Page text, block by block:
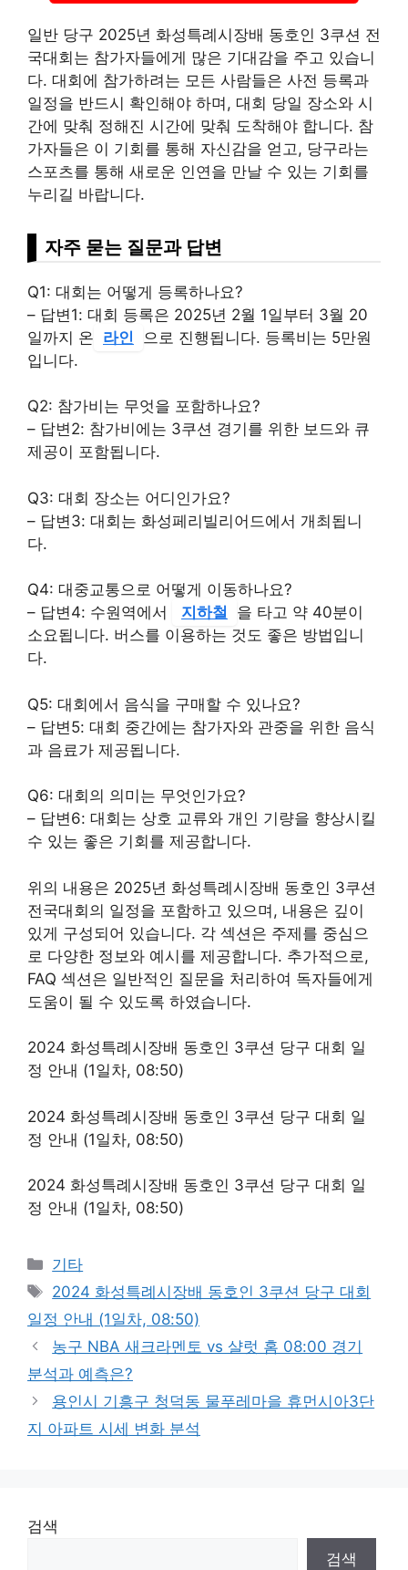
일반 당구 2025년 화성특례시장배 동호인 3쿠션 전
국대회는 참가자들에게 많은 기대감을 주고 있습니
다. 대회에 참가하려는 모든 사람들은 사전 등록과
일정을 반드시 확인해야 하며, 대회 당일 장소와 시
간에 맞춰 정해진 시간에 맞춰 도착해야 합니다. 참
가자들은 이 기회를 통해 자신감을 얻고, 당구라는
스포츠를 통해 새로운 인연을 만날 수 있는 기회를
누리길 바랍니다.
자주 묻는 질문과 답변
Q1: 대회는 어떻게 등록하나요?
– 답변1: 대회 등록은 2025년 2월 1일부터 3월 20
일까지 온 라인
으로 진행됩니다. 등록비는 5만원
입니다.
Q2: 참가비는 무엇을 포함하나요?
– 답변2: 참가비에는 3쿠션 경기를 위한 보드와 큐
제공이 포함됩니다.
Q3: 대회 장소는 어디인가요?
– 답변3: 대회는 화성페리빌리어드에서 개최됩니
다.
Q4: 대중교통으로 어떻게 이동하나요?
– 답변4: 수원역에서
지하철
을 타고 약 40분이
소요됩니다. 버스를 이용하는 것도 좋은 방법입니
다.
Q5: 대회에서 음식을 구매할 수 있나요?
– 답변5: 대회 중간에는 참가자와 관중을 위한 음식
과 음료가 제공됩니다.
Q6: 대회의 의미는 무엇인가요?
– 답변6: 대회는 상호 교류와 개인 기량을 향상시킬
수 있는 좋은 기회를 제공합니다.
위의 내용은 2025년 화성특례시장배 동호인 3쿠션
전국대회의 일정을 포함하고 있으며, 내용은 깊이
있게 구성되어 있습니다. 각 섹션은 주제를 중심으
로 다양한 정보와 예시를 제공합니다. 추가적으로,
FAQ 섹션은 일반적인 질문을 처리하여 독자들에게
도움이 될 수 있도록 하였습니다.
2024 화성특례시장배 동호인 3쿠션 당구 대회 일
정 안내 (1일차, 08:50)
2024 화성특례시장배 동호인 3쿠션 당구 대회 일
정 안내 (1일차, 08:50)
2024 화성특례시장배 동호인 3쿠션 당구 대회 일
정 안내 (1일차, 08:50)
Categories
기타
Tags
2024 화성특례시장배 동호인 3쿠션 당구 대회
일정 안내 (1일차, 08:50)
농구 NBA 새크라멘토 vs 샬럿 홈 08:00 경기
분석과 예측은?
용인시 기흥구 청덕동 물푸레마을 휴먼시아3단
지 아파트 시세 변화 분석
검색
검색